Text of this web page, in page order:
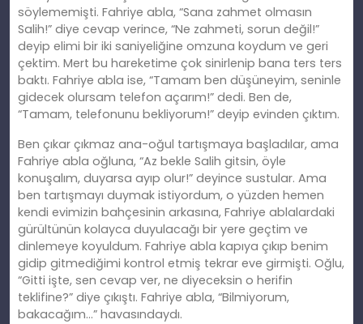
söylememişti. Fahriye abla, “Sana zahmet olmasın
Salih!” diye cevap verince, “Ne zahmeti, sorun değil!”
deyip elimi bir iki saniyeliğine omzuna koydum ve geri
çektim. Mert bu hareketime çok sinirlenip bana ters ters
baktı. Fahriye abla ise, “Tamam ben düşüneyim, seninle
gidecek olursam telefon açarım!” dedi. Ben de,
“Tamam, telefonunu bekliyorum!” deyip evinden çıktım.
Ben çıkar çıkmaz ana-oğul tartışmaya başladılar, ama
Fahriye abla oğluna, “Az bekle Salih gitsin, öyle
konuşalım, duyarsa ayıp olur!” deyince sustular. Ama
ben tartışmayı duymak istiyordum, o yüzden hemen
kendi evimizin bahçesinin arkasına, Fahriye ablalardaki
gürültünün kolayca duyulacağı bir yere geçtim ve
dinlemeye koyuldum. Fahriye abla kapıya çıkıp benim
gidip gitmediğimi kontrol etmiş tekrar eve girmişti. Oğlu,
“Gitti işte, sen cevap ver, ne diyeceksin o herifin
teklifine?” diye çıkıştı. Fahriye abla, “Bilmiyorum,
bakacağım…” havasındaydı.